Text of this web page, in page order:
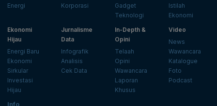
Energi
Korporasi
Gadget
Teknologi
Istilah
Ekonomi
Ekonomi
Hijau
Energi Baru
Ekonomi
Sirkular
Investasi
Hijau
Jurnalisme
Data
Infografik
Analisis
Cek Data
In-Depth &
Opini
Telaah
Opini
Wawancara
Laporan
Khusus
Video
News
Wawancara
Katalogue
Foto
Podcast
Info